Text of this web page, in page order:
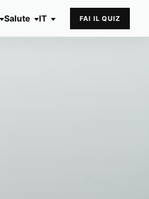
Salute IT FAI IL QUIZ